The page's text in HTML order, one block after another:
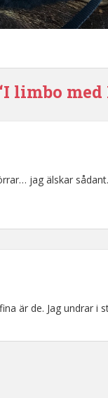
limbo
jag älskar
är de. Jag undrar i